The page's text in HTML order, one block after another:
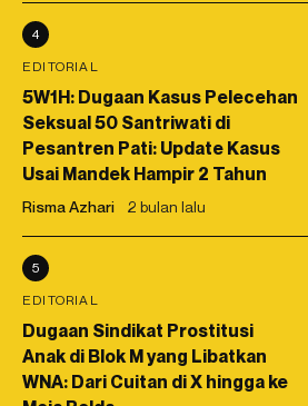
4
EDITORIAL
5W1H: Dugaan Kasus Pelecehan
Seksual 50 Santriwati di
Pesantren Pati: Update Kasus
Usai Mandek Hampir 2 Tahun
Risma Azhari 2 bulan lalu
5
EDITORIAL
Dugaan Sindikat Prostitusi
Anak di Blok M yang Libatkan
WNA: Dari Cuitan di X hingga ke